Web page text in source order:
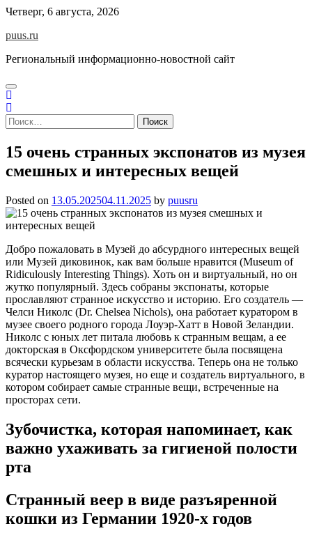
Skip
content
Четверг, 6 августа, 2026
puus.ru
Региональный информационно-новостной сайт
Найти:
15 очень странных экспонатов из музея
смешных и интересных вещей
Posted on 13.05.202504.11.2025 by puusru
Добро пожаловать в Музей до абсурдного интересных вещей
или Музей диковинок, как вам больше нравится (Museum of
Ridiculously Interesting Things). Хоть он и виртуальный, но он
жутко популярный. Здесь собраны экспонаты, которые
прославляют странное искусство и историю. Его создатель ―
Челси Николс (Dr. Chelsea Nichols), она работает куратором в
музее своего родного города Лоуэр-Хатт в Новой Зеландии.
Николс с юных лет питала любовь к странным вещам, а ее
докторская в Оксфордском университете была посвящена
всячески курьезам в области искусства. Теперь она не только
куратор настоящего музея, но еще и создатель виртуального, в
котором собирает самые странные вещи, встреченные на
просторах сети.
Зубочистка, которая напоминает, как
важно ухаживать за гигиеной полости
рта
Странный веер в виде разъяренной
кошки из Германии 1920-х годов